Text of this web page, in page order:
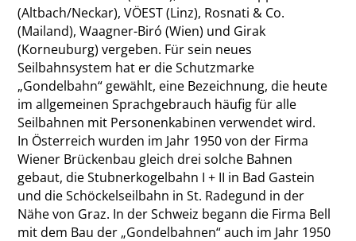
(Altbach/Neckar), VÖEST (Linz), Rosnati & Co.
(Mailand), Waagner-Biró (Wien) und Girak
(Korneuburg) vergeben. Für sein neues
Seilbahnsystem hat er die Schutzmarke
„Gondelbahn“ gewählt, eine Bezeichnung, die heute
im allgemeinen Sprachgebrauch häufig für alle
Seilbahnen mit Personenkabinen verwendet wird.
In Österreich wurden im Jahr 1950 von der Firma
Wiener Brückenbau gleich drei solche Bahnen
gebaut, die Stubnerkogelbahn I + II in Bad Gastein
und die Schöckelseilbahn in St. Radegund in der
Nähe von Graz. In der Schweiz begann die Firma Bell
mit dem Bau der „Gondelbahnen“ auch im Jahr 1950